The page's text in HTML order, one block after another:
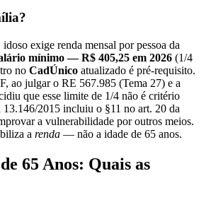
exige renda mensal por pessoa da
mínimo — R$ 405,25 em 2026 (1/4
no CadÚnico atualizado é pré-requisito.
ao julgar o RE 567.985 (Tema 27) e a
que esse limite de 1/4 não é critério
2015 incluiu o §11 no art. 20 da
a vulnerabilidade por outros meios.
a renda — não a idade de 65 anos.
65 Anos: Quais as